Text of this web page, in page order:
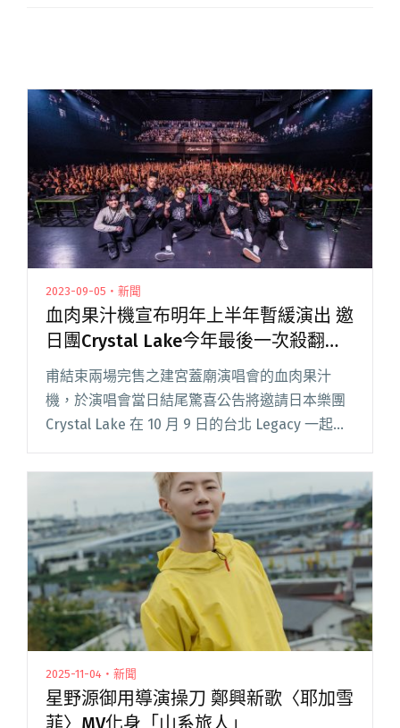
2023-09-05・新聞
血肉果汁機宣布明年上半年暫緩演出 邀
日團Crystal Lake今年最後一次殺翻現
場
甫結束兩場完售之建宮蓋廟演唱會的血肉果汁
機，於演唱會當日結尾驚喜公告將邀請日本樂團
Crystal Lake 在 10 月 9 日的台北 Legacy 一起共
演「血肉男孩水晶湖秋令營」，訊息一公布，台
下隨即報以熱烈歡呼！爾後他們也於官方社群閱
讀全文 "血肉果汁機宣布明年上半年暫緩演出 邀
日團Crystal Lake今年最後一次殺翻現場"
2025-11-04・新聞
星野源御用導演操刀 鄭興新歌〈耶加雪